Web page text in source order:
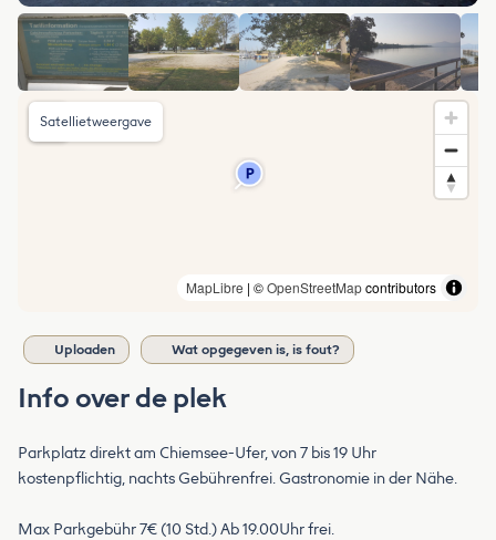
MapLibre | ©OpenStreetMapcontributors
Satellietweergave
Uploaden Wat opgegeven is, is fout?
Info over de plek
Parkplatz direkt am Chiemsee-Ufer, von 7 bis 19 Uhr
kostenpflichtig, nachts Gebührenfrei. Gastronomie in der Nähe.
Max Parkgebühr 7€ (10 Std.) Ab 19.00Uhr frei.